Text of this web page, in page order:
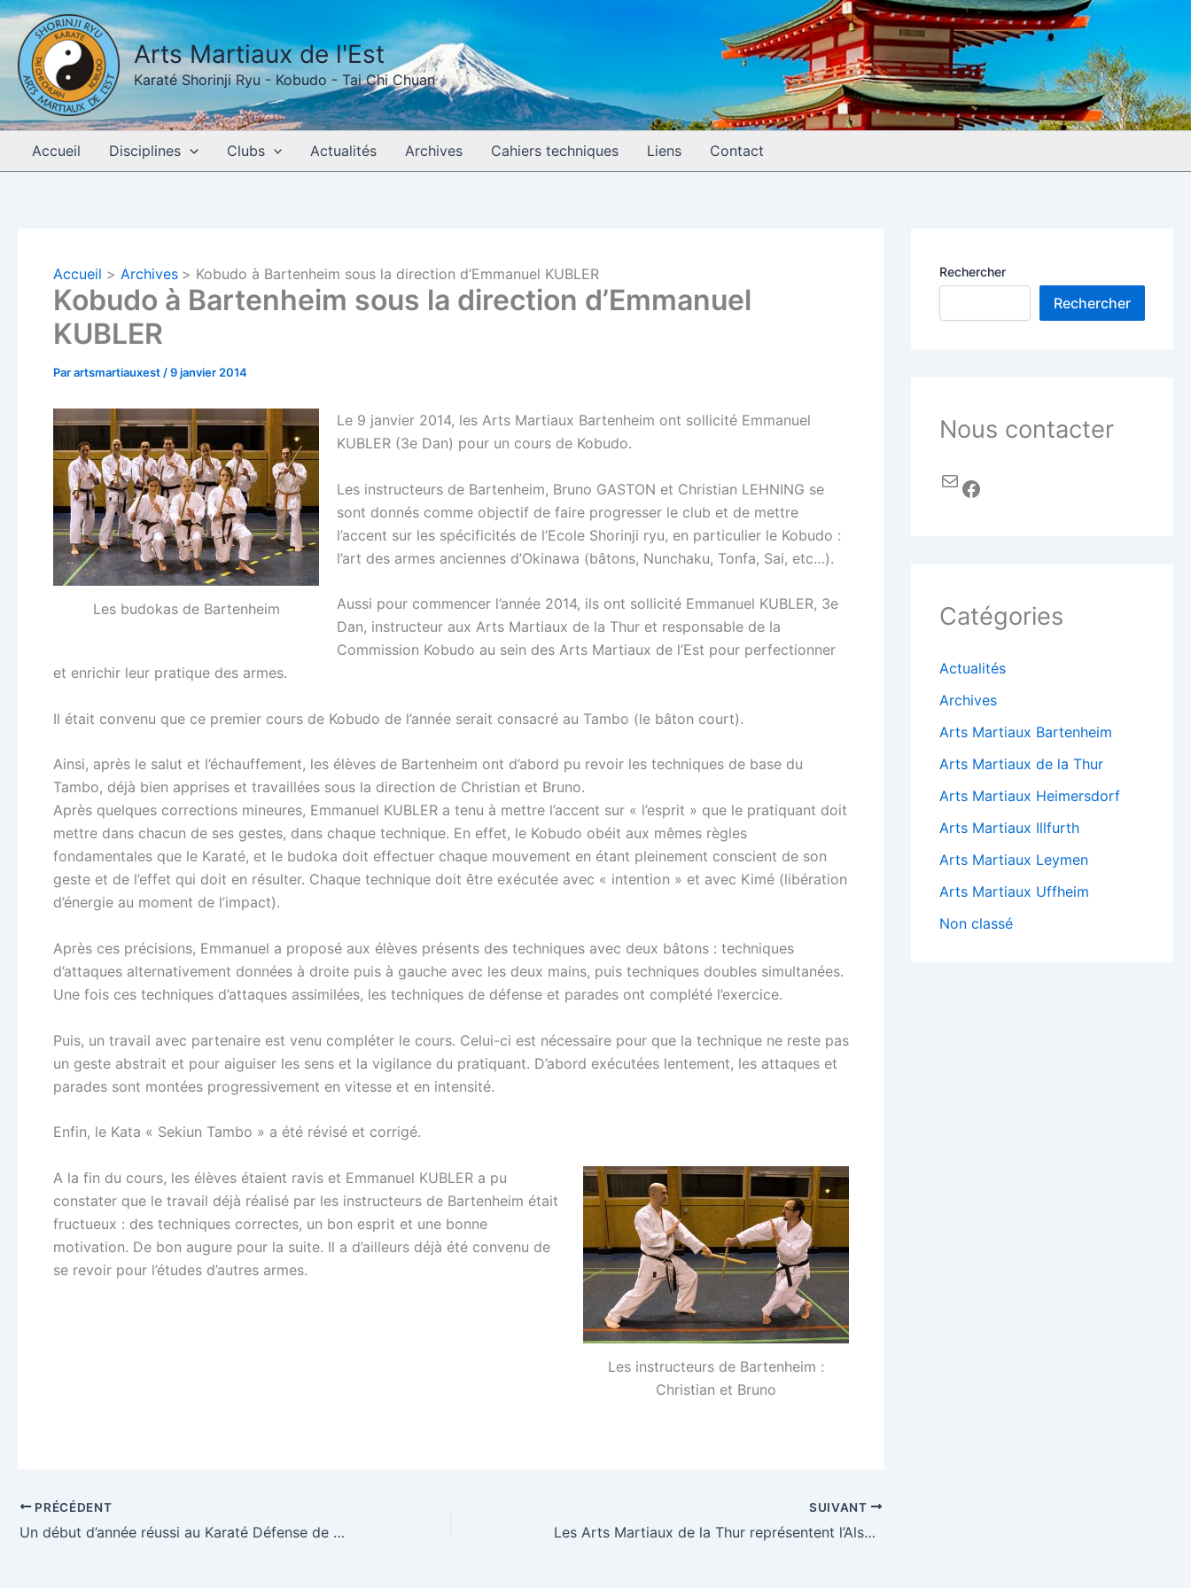
Aller
contenu
Arts Martiaux de l'Est
Karaté Shorinji Ryu - Kobudo - Tai Chi Chuan
Accueil Disciplines Clubs Actualités Archives Cahiers techniques Liens Contact
Accueil Archives Kobudo à Bartenheim sous la direction d’Emmanuel KUBLER
Kobudo à Bartenheim sous la direction d’Emmanuel
KUBLER
Parartsmartiauxest /9 janvier 2014
Les budokas de Bartenheim
Le 9 janvier 2014, les Arts Martiaux Bartenheim ont sollicité Emmanuel
KUBLER (3e Dan) pour un cours de Kobudo.
Les instructeurs de Bartenheim, Bruno GASTON et Christian LEHNING se
sont donnés comme objectif de faire progresser le club et de mettre
l’accent sur les spécificités de l’Ecole Shorinji ryu, en particulier le Kobudo :
l’art des armes anciennes d’Okinawa (bâtons, Nunchaku, Tonfa, Sai, etc…).
Aussi pour commencer l’année 2014, ils ont sollicité Emmanuel KUBLER, 3e
Dan, instructeur aux Arts Martiaux de la Thur et responsable de la
Commission Kobudo au sein des Arts Martiaux de l’Est pour perfectionner
et enrichir leur pratique des armes.
Il était convenu que ce premier cours de Kobudo de l’année serait consacré au Tambo (le bâton court).
Ainsi, après le salut et l’échauffement, les élèves de Bartenheim ont d’abord pu revoir les techniques de base du
Tambo, déjà bien apprises et travaillées sous la direction de Christian et Bruno.
Après quelques corrections mineures, Emmanuel KUBLER a tenu à mettre l’accent sur « l’esprit » que le pratiquant doit
mettre dans chacun de ses gestes, dans chaque technique. En effet, le Kobudo obéit aux mêmes règles
fondamentales que le Karaté, et le budoka doit effectuer chaque mouvement en étant pleinement conscient de son
geste et de l’effet qui doit en résulter. Chaque technique doit être exécutée avec « intention » et avec Kimé (libération
d’énergie au moment de l’impact).
Après ces précisions, Emmanuel a proposé aux élèves présents des techniques avec deux bâtons : techniques
d’attaques alternativement données à droite puis à gauche avec les deux mains, puis techniques doubles simultanées.
Une fois ces techniques d’attaques assimilées, les techniques de défense et parades ont complété l’exercice.
Puis, un travail avec partenaire est venu compléter le cours. Celui-ci est nécessaire pour que la technique ne reste pas
un geste abstrait et pour aiguiser les sens et la vigilance du pratiquant. D’abord exécutées lentement, les attaques et
parades sont montées progressivement en vitesse et en intensité.
Enfin, le Kata « Sekiun Tambo » a été révisé et corrigé.
Les instructeurs de Bartenheim :
Christian et Bruno
A la fin du cours, les élèves étaient ravis et Emmanuel KUBLER a pu
constater que le travail déjà réalisé par les instructeurs de Bartenheim était
fructueux : des techniques correctes, un bon esprit et une bonne
motivation. De bon augure pour la suite. Il a d’ailleurs déjà été convenu de
se revoir pour l’études d’autres armes.
PRÉCÉDENT
Un début d’année réussi au Karaté Défense de Fellering
SUIVANT
Les Arts Martiaux de la Thur représentent l’Alsace au stage Shorinji ryu de Wetzlar
Rechercher
Rechercher
Nous contacter
Catégories
Actualités
Archives
Arts Martiaux Bartenheim
Arts Martiaux de la Thur
Arts Martiaux Heimersdorf
Arts Martiaux Illfurth
Arts Martiaux Leymen
Arts Martiaux Uffheim
Non classé